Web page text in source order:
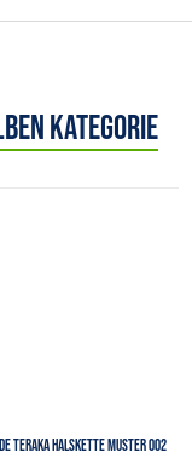
Kategorie
Teraka Halskette Muster 002